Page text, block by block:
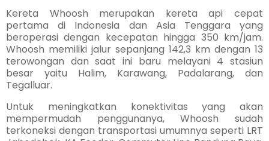
Kereta Whoosh merupakan kereta api cepat
pertama di Indonesia dan Asia Tenggara yang
beroperasi dengan kecepatan hingga 350 km/jam.
Whoosh memiliki jalur sepanjang 142,3 km dengan 13
terowongan dan saat ini baru melayani 4 stasiun
besar yaitu Halim, Karawang, Padalarang, dan
Tegalluar.
Untuk meningkatkan konektivitas yang akan
mempermudah penggunanya, Whoosh sudah
terkoneksi dengan transportasi umumnya seperti LRT